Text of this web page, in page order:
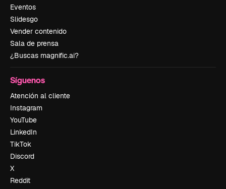
Eventos
Slidesgo
Vender contenido
Sala de prensa
¿Buscas magnific.ai?
Síguenos
Atención al cliente
Instagram
YouTube
LinkedIn
TikTok
Discord
X
Reddit